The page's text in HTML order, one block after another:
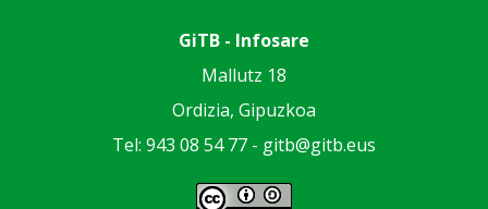
GiTB - Infosare
Mallutz 18
Ordizia, Gipuzkoa
Tel: 943 08 54 77 - gitb@gitb.eus